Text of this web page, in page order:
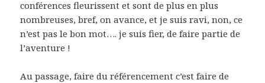
conférences fleurissent et sont de plus en plus
nombreuses, bref, on avance, et je suis ravi, non, ce
n’est pas le bon mot…. je suis fier, de faire partie de
l’aventure !
Au passage, faire du référencement c’est faire de